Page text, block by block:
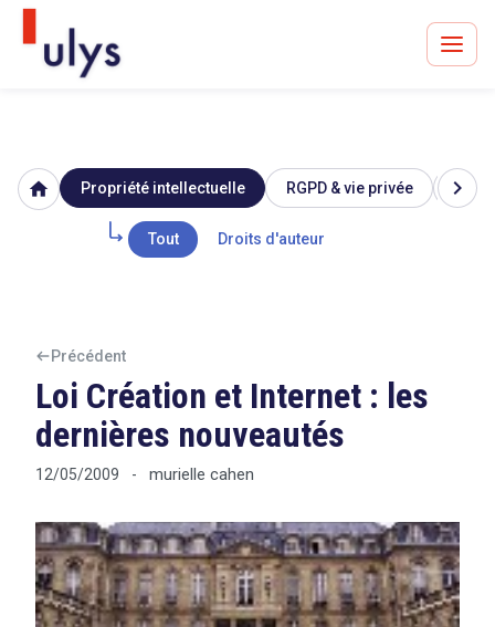
Avocats à Paris & Bruxelles
Leader en droit de l'innovation depuis 30 ans
Tout sur le droit de l'innovation
home Propriété intellectuelle RGPD & vie privée
Tout Droits d'auteur
chevron_right
Précédent
Loi Création et Internet : les
dernières nouveautés
12/05/2009 - murielle cahen